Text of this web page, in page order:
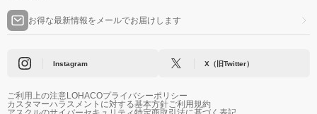
お得な最新情報をメールでお届けします
Instagram X（旧Twitter）
ご利用上の注意LOHACOプライバシーポリシー
カスタマーハラスメントに対する基本方針ご利用規約